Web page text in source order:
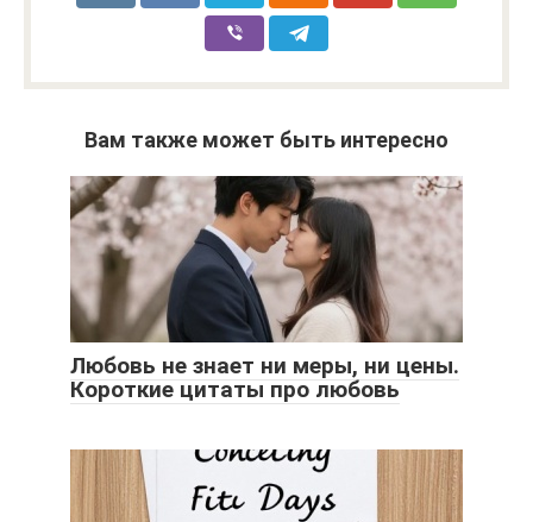
Вам также может быть интересно
Любовь не знает ни меры, ни цены.
Короткие цитаты про любовь